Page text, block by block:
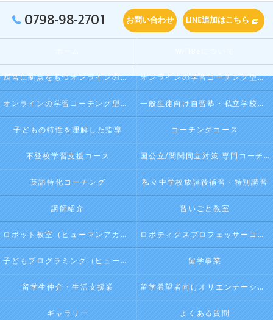
0798-98-2701 お問い合わせ LINE追加はこちら
西宮に拠点をもつオンラインの学習コーチング型・映像授業型の塾･自習塾WillBeの口コミ情報 オンラインの学習コーチング型・映像授業型の塾･自習塾WillBeの評判
オンラインの学習コーチング型・映像授業型の塾･自習塾WillBeのお客様の声 一般生徒向け自習塾・私立学校向け放課後学習
子どもの特性を理解した指導 コーチングコース
不登校学習支援コース 国公立/関関同立対策 専門コーチング
英語特化コーチング 私立中学校放課後補習・特別講習
講師紹介 習いごと教室
ロボット教室（ヒューマンアカデミージュニアプログラム） ロボティクスプロフェッサーコース（ヒューマンアカデミージュニアプログラム）
子どもプログラミング（ヒューマンアカデミージュニアプログラム） 留学事業
留学生仲介・生活支援業 留学希望者向けオリエンテーション
ギャラリー よくある質問